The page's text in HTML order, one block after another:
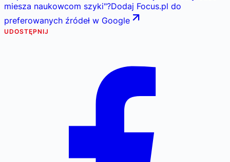
miesza naukowcom szyki"?Dodaj Focus.pl do
preferowanych źródeł w Google
UDOSTĘPNIJ